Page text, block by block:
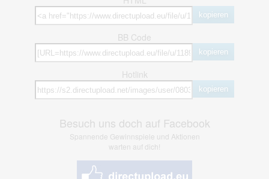
kopieren
BB Code
kopieren
Hotlink
kopieren
Besuch uns doch auf Facebook
Spannende Gewinnspiele und Aktionen
warten auf dich!